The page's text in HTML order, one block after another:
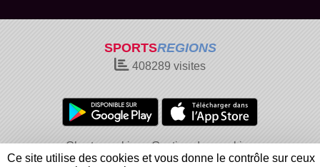
SPORTSREGIONS
408289 visites
Charte cookies
Gestion des cookies
Informations légales
Signaler un contenu inapproprié
Ce site utilise des cookies et vous donne le contrôle sur ceux